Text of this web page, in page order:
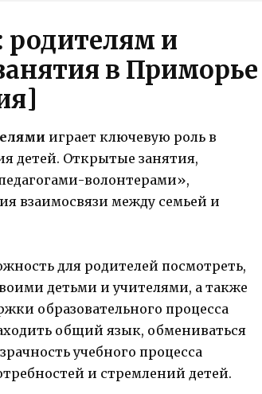
родителям и
в Приморье
играет ключевую роль в
детей. Открытые занятия,
волонтерами»,
взаимосвязи между семьей и
для родителей посмотреть,
детьми и учителями, а также
образовательного процесса
общий язык, обмениваться
учебного процесса
и стремлений детей.